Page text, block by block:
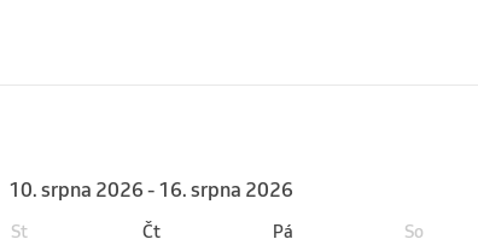
10. srpna 2026 - 16. srpna 2026
St Čt Pá So